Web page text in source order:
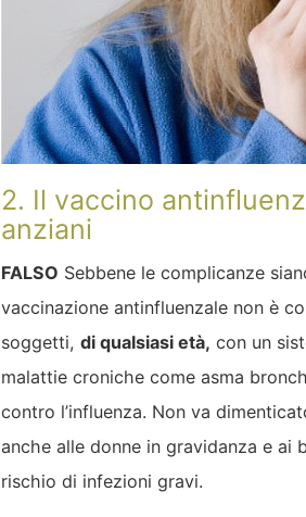
2. Il vaccino
anziani
FALSO Sebbene le complicanze
vaccinazione antinfluenzale non è
soggetti, di qualsiasi età, con un
malattie croniche come asma
contro l’influenza. Non va
anche alle donne in gravidanza e ai
rischio di infezioni gravi.